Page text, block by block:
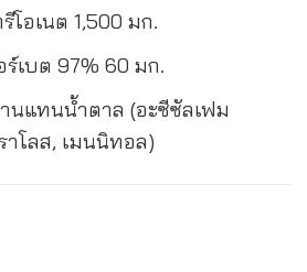
อเนต 1,500 มก.
เบต 97% 60 มก.
นแทนน้ำตาล (อะซีซัลเฟม
โลส, เมนนิทอล)